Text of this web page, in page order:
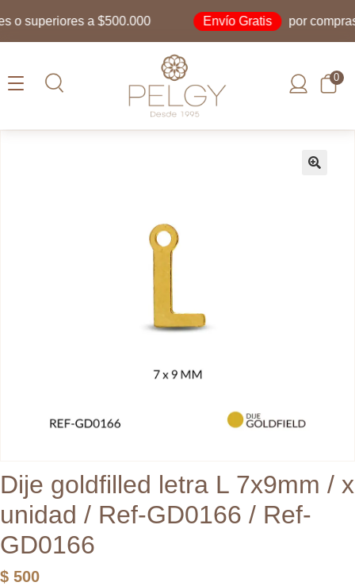
superiores a $500.000 Envío Gratis por compras
0
Dije goldfilled letra L 7x9mm / x
unidad / Ref-GD0166 / Ref-
GD0166
$ 500